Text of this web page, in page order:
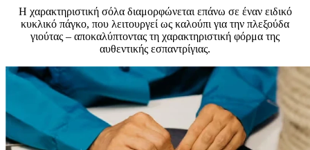
Η χαρακτηριστική σόλα διαμορφώνεται επάνω σε έναν ειδικό
κυκλικό πάγκο, που λειτουργεί ως καλούπι για την πλεξούδα
γιούτας – αποκαλύπτοντας τη χαρακτηριστική φόρμα της
αυθεντικής εσπαντρίγιας.